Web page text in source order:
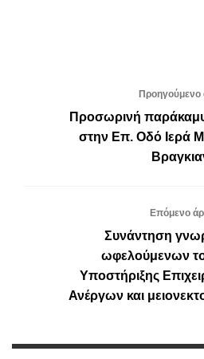
Προηγούμενο
Προσωρινή
στην Επ. Οδό Ιερά
Επόμενο
Συνάντηση
ωφελούμενων
Υποστήριξης
Ανέργων και